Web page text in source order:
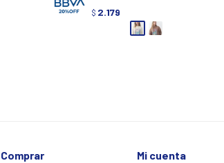
$ 2.179
Comprar Mi cuenta